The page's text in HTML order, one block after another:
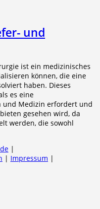
und
ist ein medizinisches
können, die eine
haben. Dieses
es eine
und Medizin erfordert und
gesehen wird, da
werden, die sowohl
|
| Impressum |